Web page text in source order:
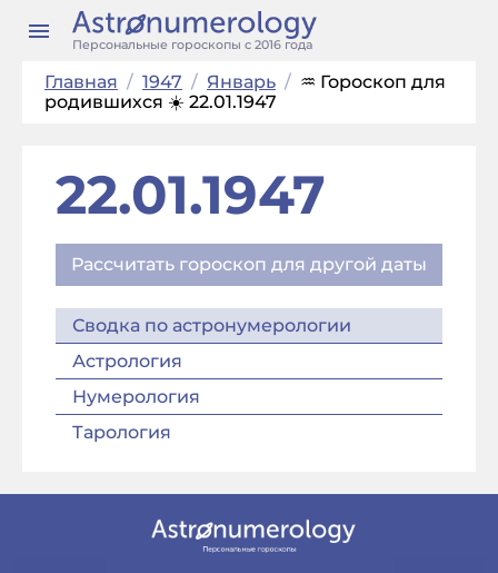
Персональные гороскопы с 2016 года
Главная / 1947 / Январь / ♒ Гороскоп для
родившихся ☀️ 22.01.1947
22.01.1947
Рассчитать гороскоп для другой даты
Сводка по астронумерологии
Астрология
Нумерология
Тарология